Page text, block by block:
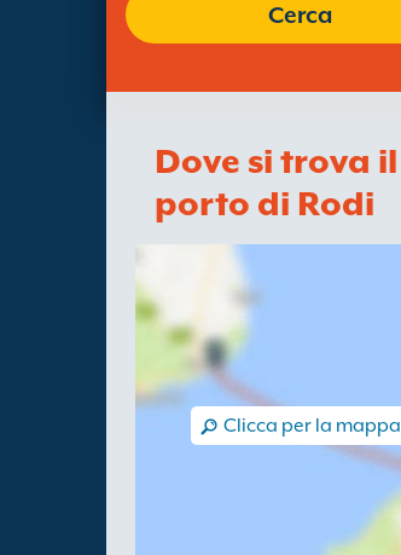
Cerca
Dove si trova il
porto di Rodi
Clicca per la mappa